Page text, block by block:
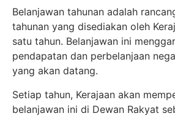
Belanjawan tahunan adalah
tahunan yang disediakan oleh
satu tahun. Belanjawan ini
pendapatan dan perbelanjaan
yang akan datang.
Setiap tahun, Kerajaan akan
belanjawan ini di Dewan Rakyat